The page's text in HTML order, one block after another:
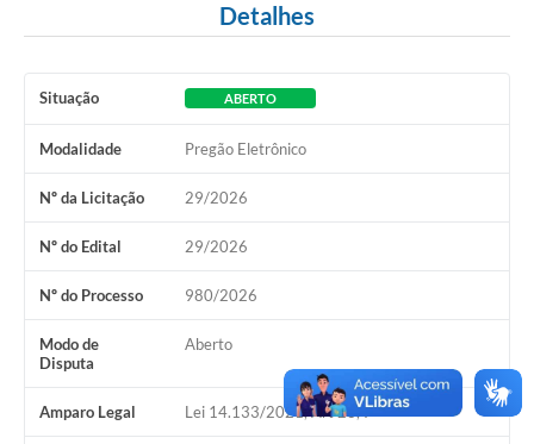
Contratos
Galeria de Fotos
Galeria de Vídeos
Recomendações e Avisos em Geral
Setores
Decreto 5.152/2024
Obras
Detalhes
Situação ABERTO
Modalidade Pregão Eletrônico
Nº da Licitação 29/2026
Nº do Edital 29/2026
Nº do Processo 980/2026
Modo de
Disputa
Aberto
Amparo Legal Lei 14.133/2021, Art 28, I